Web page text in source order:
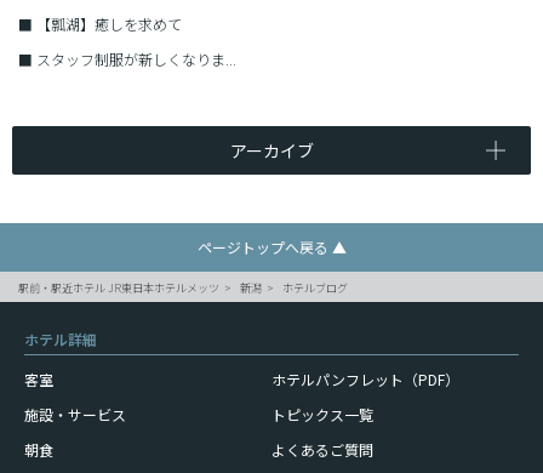
■
【瓢湖】癒しを求めて
■ スタッフ制服が新しくなりま...
アーカイブ
ページトップへ戻る ▲
駅前・駅近ホテル JR東日本ホテルメッツ 新潟 ホテルブログ
ホテル詳細
客室
施設・サービス
朝食
ホテルパンフレット（PDF）
トピックス一覧
よくあるご質問